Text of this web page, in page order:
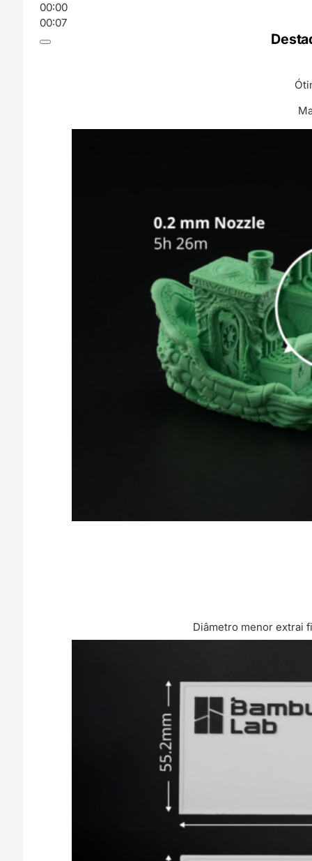
00:00
00:07
Diâmetro menor extrai